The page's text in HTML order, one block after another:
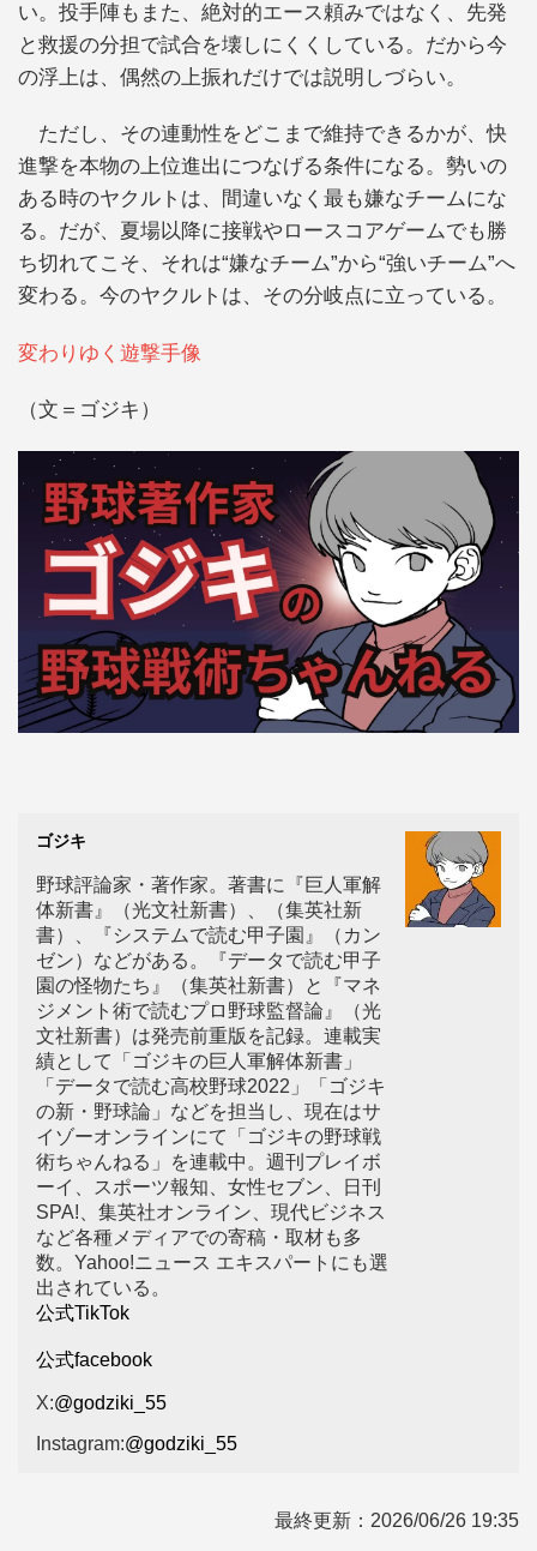
い。投手陣もまた、絶対的エース頼みではなく、先発
と救援の分担で試合を壊しにくくしている。だから今
の浮上は、偶然の上振れだけでは説明しづらい。
ただし、その連動性をどこまで維持できるかが、快
進撃を本物の上位進出につなげる条件になる。勢いの
ある時のヤクルトは、間違いなく最も嫌なチームにな
る。だが、夏場以降に接戦やロースコアゲームでも勝
ち切れてこそ、それは“嫌なチーム”から“強いチーム”へ
変わる。今のヤクルトは、その分岐点に立っている。
変わりゆく遊撃手像
（文＝ゴジキ）
ゴジキ
野球評論家・著作家。著書に『巨人軍解
体新書』（光文社新書）、（集英社新
書）、『システムで読む甲子園』（カン
ゼン）などがある。『データで読む甲子
園の怪物たち』（集英社新書）と『マネ
ジメント術で読むプロ野球監督論』（光
文社新書）は発売前重版を記録。連載実
績として「ゴジキの巨人軍解体新書」
「データで読む高校野球2022」「ゴジキ
の新・野球論」などを担当し、現在はサ
イゾーオンラインにて「ゴジキの野球戦
術ちゃんねる」を連載中。週刊プレイボ
ーイ、スポーツ報知、女性セブン、日刊
SPA!、集英社オンライン、現代ビジネス
など各種メディアでの寄稿・取材も多
数。Yahoo!ニュース エキスパートにも選
出されている。
公式TikTok
公式facebook
X:@godziki_55
Instagram:@godziki_55
最終更新： 2026/06/26 19:35